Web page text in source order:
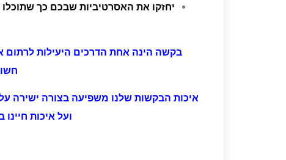
יחזקו את האסרטיביות שבכם כך
בקשה הינה אחת הדרכים היעילות לרתום
איכות הבקשות שלנו משפיעה בצורה ישירה
ועל איכות